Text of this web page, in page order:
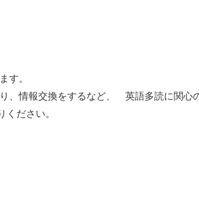
す。
、情報交換をするなど、 英語多読に関心
ださい。